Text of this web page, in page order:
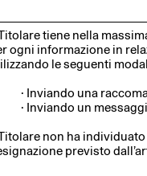
tiene nella
ogni informazione in
le seguenti
· Inviando una
· Inviando un
non ha
previsto